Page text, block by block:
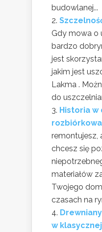
budowlanej...
Gdy mowa o
bardzo
jest
jakim jest
Lakma .
do
Historia w
rozbiórkowa
remontujesz,
chcesz się
materiałów
Twojego
czasach na
w